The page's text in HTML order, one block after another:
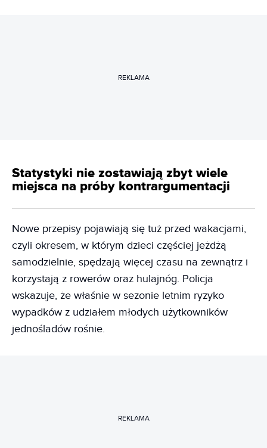
REKLAMA
Statystyki nie zostawiają zbyt wiele
miejsca na próby kontrargumentacji
Nowe przepisy pojawiają się tuż przed wakacjami,
czyli okresem, w którym dzieci częściej jeżdżą
samodzielnie, spędzają więcej czasu na zewnątrz i
korzystają z rowerów oraz hulajnóg. Policja
wskazuje, że właśnie w sezonie letnim ryzyko
wypadków z udziałem młodych użytkowników
jednośladów rośnie.
REKLAMA